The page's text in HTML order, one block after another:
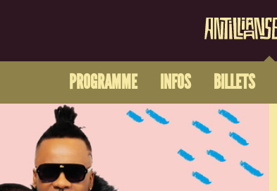
PROGRAMME INFOS BILLETS